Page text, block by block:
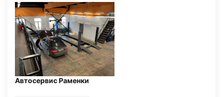
Автосервис Раменки